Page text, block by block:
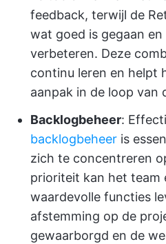
feedback, terwijl de
wat goed is gegaan
verbeteren. Deze
continu leren en helpt
aanpak in de loop van
Backlogbeheer:
backlogbeheer is
zich te concentreren
prioriteit kan het team
waardevolle functies
afstemming op de
gewaarborgd en de